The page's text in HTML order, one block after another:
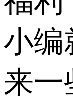
小编
来一